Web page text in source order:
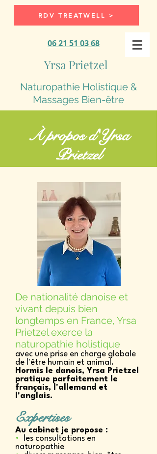
RDV TREATWELL >
06 21 51 03 68
Yrsa Prietzel
Naturopathie Holistique &
Massages Bien-être
À propos d'Yrsa
Prietzel
De nationalité danoise et
vivant depuis bien
longtemps en France, Yrsa
Prietzel exerce la
naturopathie holistique
avec une prise en charge globale
de l'être humain et animal.
Hormis le danois, Yrsa Prietzel
pratique parfaitement le
français, l'allemand et
l'anglais.
Expertises
Au cabinet je propose :
•
les consultations en
naturopathie